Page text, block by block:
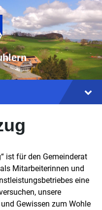
ist für den Gemeinderat
Mitarbeiterinnen und
eine
unsere
Gewissen zum Wohle